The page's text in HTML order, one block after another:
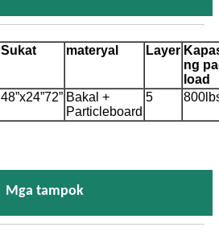
Sukat materyal Layer
ng
load
48”x24”72” Bakal +
Particleboard
5
Mga tampok